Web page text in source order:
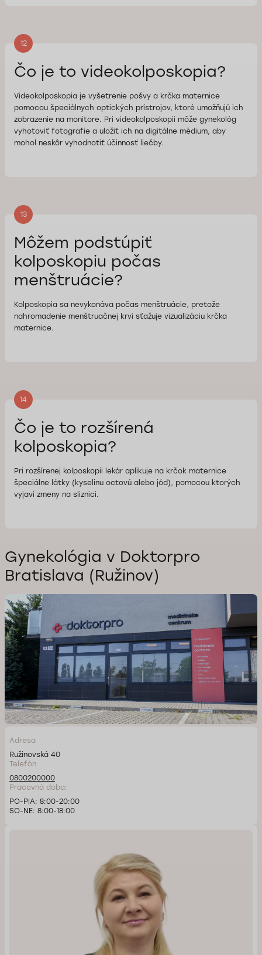
12
Čo je to videokolposkopia?
Videokolposkopia je vyšetrenie pošvy a krčka maternice
pomocou špeciálnych optických prístrojov, ktoré umožňujú ich
zobrazenie na monitore. Pri videokolposkopii môže gynekológ
vyhotoviť fotografie a uložiť ich na digitálne médium, aby
mohol neskôr vyhodnotiť účinnosť liečby.
13
Môžem podstúpiť
kolposkopiu počas
menštruácie?
Kolposkopia sa nevykonáva počas menštruácie, pretože
nahromadenie menštruačnej krvi sťažuje vizualizáciu krčka
maternice.
14
Čo je to rozšírená
kolposkopia?
Pri rozšírenej kolposkopii lekár aplikuje na krčok maternice
špeciálne látky (kyselinu octovú alebo jód), pomocou ktorých
vyjaví zmeny na sliznici.
Gynekológia v Doktorpro
Bratislava (Ružinov)
Adresa
Ružinovská 40
Telefón
0800200000
Pracovná doba:
PO-PIA: 8:00-20:00
SO-NE: 8:00-18:00